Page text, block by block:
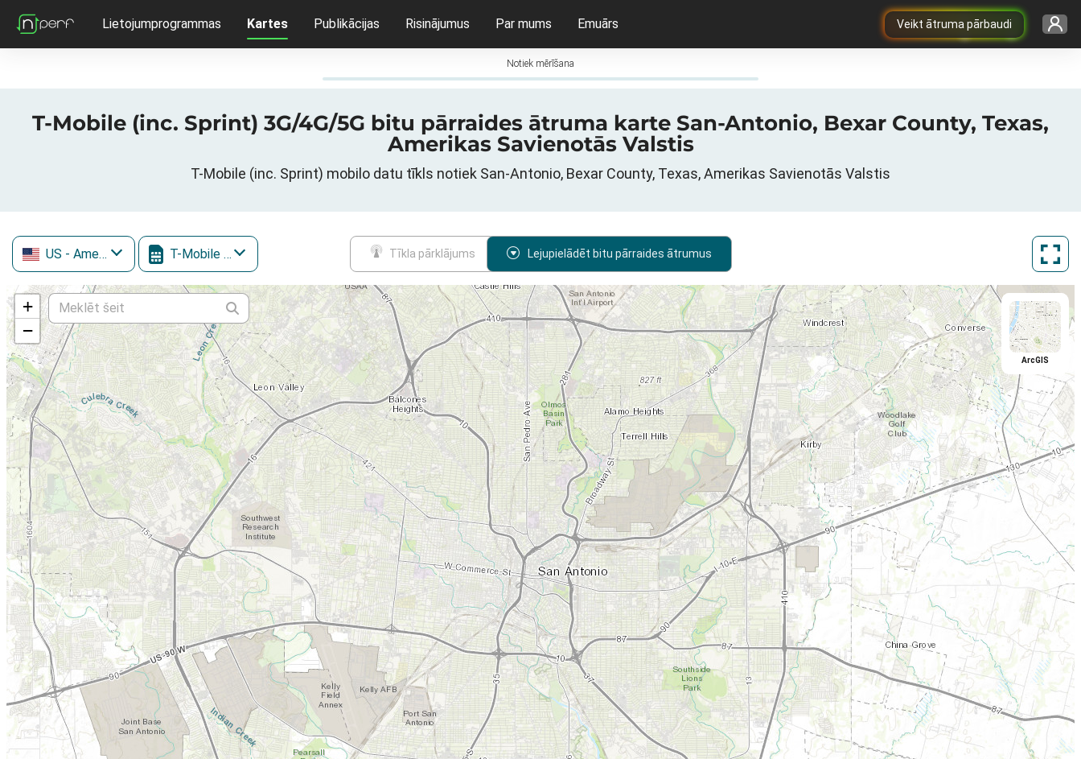
Veikt ātruma pārbaudi
Lietojumprogrammas Kartes Publikācijas Risinājumus Par mums Emuārs
Notiek mērīšana
T-Mobile (inc. Sprint) 3G/4G/5G bitu pārraides ātruma karte San-Antonio, Bexar County, Texas,
Amerikas Savienotās Valstis
T-Mobile (inc. Sprint) mobilo datu tīkls notiek San-Antonio, Bexar County, Texas, Amerikas Savienotās Valstis
US - Amerikas Savienotās Valstis T-Mobile (inc. Sprint) Tīkla pārklājums Lejupielādēt bitu pārraides ātrumus
+
−
ArcGIS